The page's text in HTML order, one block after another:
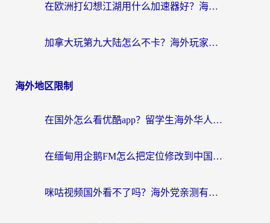
在欧洲打幻想江湖用什么加速器好？海外玩家国服游戏畅玩指南
加拿大玩第九大陆怎么不卡？海外玩家国服游戏加速全攻略（附足球世界萤火突击实测）
海外地区限制
在国外怎么看优酷app？留学生海外华人必看的无限制追剧指南
在缅甸用企鹅FM怎么把定位修改到中国国内？海外党解决地域限制的实用指南
咪咕视频国外看不了吗？海外党亲测有效的回国加速解决方案